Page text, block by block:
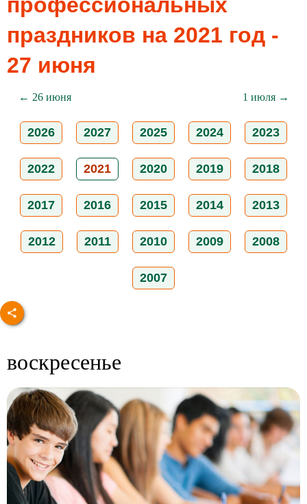
праздников на 2021 год -
27 июня
← 26 июня 1 июля →
2026 2027 2025 2024 2023
2022 2021 2020 2019 2018
2017 2016 2015 2014 2013
2012 2011 2010 2009 2008
2007
воскресенье